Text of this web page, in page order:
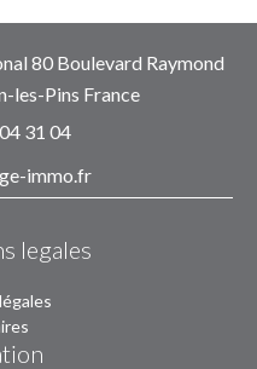
80 Boulevard Raymond
les-Pins France
31 04
immo.fr
legales